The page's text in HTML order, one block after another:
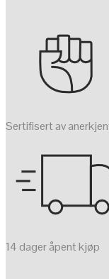
Sertifisert av
14 dager åpent kjøp